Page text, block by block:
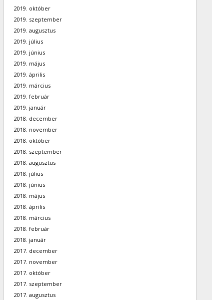
2019. október
2019. szeptember
2019. augusztus
2019. július
2019. június
2019. május
2019. április
2019. március
2019. február
2019. január
2018. december
2018. november
2018. október
2018. szeptember
2018. augusztus
2018. július
2018. június
2018. május
2018. április
2018. március
2018. február
2018. január
2017. december
2017. november
2017. október
2017. szeptember
2017. augusztus